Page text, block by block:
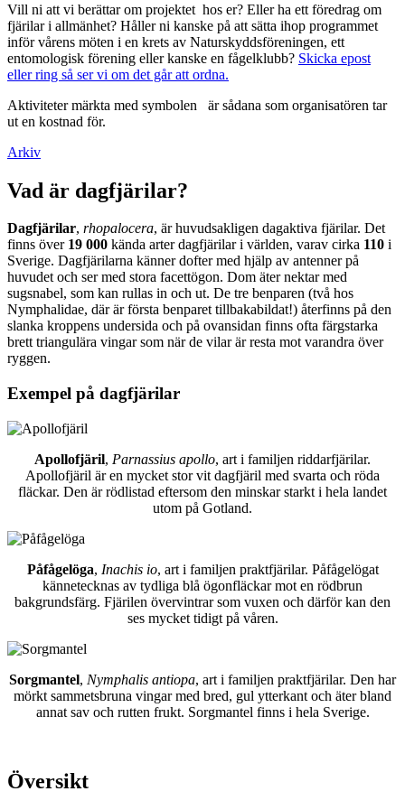
Vill ni att vi berättar om projektet hos er? Eller ha ett föredrag om
fjärilar i allmänhet? Håller ni kanske på att sätta ihop programmet
inför vårens möten i en krets av Naturskyddsföreningen, ett
entomologisk förening eller kanske en fågelklubb? Skicka epost
eller ring så ser vi om det går att ordna.
Aktiviteter märkta med symbolen
är sådana som organisatören tar
ut en kostnad för.
Arkiv
Vad är dagfjärilar?
Dagfjärilar, rhopalocera, är huvudsakligen dagaktiva fjärilar. Det
finns över 19 000 kända arter dagfjärilar i världen, varav cirka 110 i
Sverige. Dagfjärilarna känner dofter med hjälp av antenner på
huvudet och ser med stora facettögon. Dom äter nektar med
sugsnabel, som kan rullas in och ut. De tre benparen (två hos
Nymphalidae, där är första benparet tillbakabildat!) återfinns på den
slanka kroppens undersida och på ovansidan finns ofta färgstarka
brett triangulära vingar som när de vilar är resta mot varandra över
ryggen.
Exempel på dagfjärilar
Apollofjäril, Parnassius apollo, art i familjen riddarfjärilar.
Apollofjäril är en mycket stor vit dagfjäril med svarta och röda
fläckar. Den är rödlistad eftersom den minskar starkt i hela landet
utom på Gotland.
Påfågelöga, Inachis io, art i familjen praktfjärilar. Påfågelögat
kännetecknas av tydliga blå ögonfläckar mot en rödbrun
bakgrundsfärg. Fjärilen övervintrar som vuxen och därför kan den
ses mycket tidigt på våren.
Sorgmantel, Nymphalis antiopa, art i familjen praktfjärilar. Den har
mörkt sammetsbruna vingar med bred, gul ytterkant och äter bland
annat sav och rutten frukt. Sorgmantel finns i hela Sverige.
Översikt